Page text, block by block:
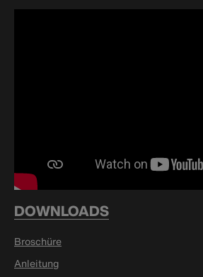
DOWNLOADS
Broschüre
Anleitung